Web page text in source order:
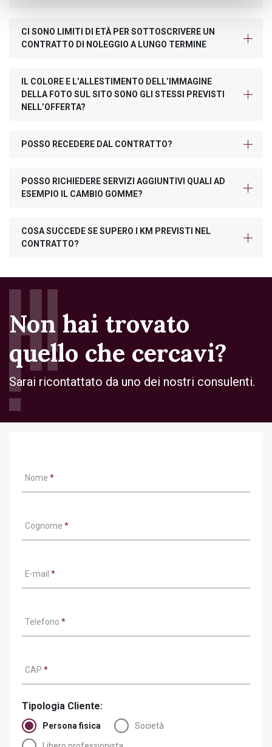
CI SONO LIMITI DI ETÀ PER SOTTOSCRIVERE UN
CONTRATTO DI NOLEGGIO A LUNGO TERMINE
IL COLORE E L’ALLESTIMENTO DELL’IMMAGINE
DELLA FOTO SUL SITO SONO GLI STESSI PREVISTI
NELL’OFFERTA?
POSSO RECEDERE DAL CONTRATTO?
POSSO RICHIEDERE SERVIZI AGGIUNTIVI QUALI AD
ESEMPIO IL CAMBIO GOMME?
COSA SUCCEDE SE SUPERO I KM PREVISTI NEL
CONTRATTO?
Non hai trovato
quello che cercavi?
Sarai ricontattato da uno dei nostri consulenti.
Nome *
Cognome *
E-mail *
Telefono *
CAP *
Tipologia Cliente:
Persona fisica Società